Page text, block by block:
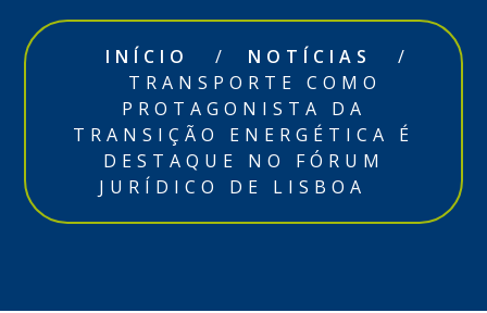
INÍCIO / NOTÍCIAS
/
TRANSPORTE COMO
PROTAGONISTA DA
TRANSIÇÃO ENERGÉTICA É
DESTAQUE NO FÓRUM
JURÍDICO DE LISBOA